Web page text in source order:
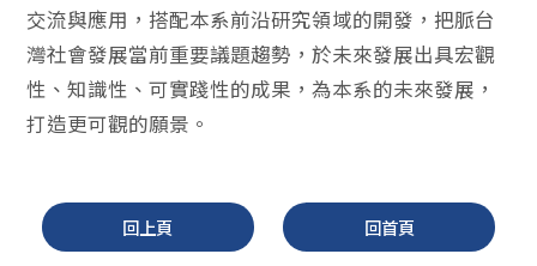
交流與應用，搭配本系前沿研究領域的開發，把脈台
灣社會發展當前重要議題趨勢，於未來發展出具宏觀
性、知識性、可實踐性的成果，為本系的未來發展，
打造更可觀的願景。
回上頁 回首頁